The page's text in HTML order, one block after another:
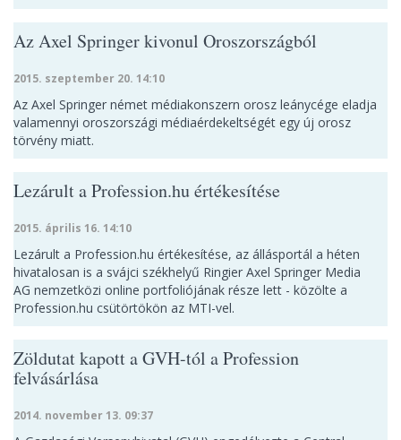
Az Axel Springer kivonul Oroszországból
2015. szeptember 20. 14:10
Az Axel Springer német médiakonszern orosz leánycége eladja
valamennyi oroszországi médiaérdekeltségét egy új orosz
törvény miatt.
Lezárult a Profession.hu értékesítése
2015. április 16. 14:10
Lezárult a Profession.hu értékesítése, az állásportál a héten
hivatalosan is a svájci székhelyű Ringier Axel Springer Media
AG nemzetközi online portfoliójának része lett - közölte a
Profession.hu csütörtökön az MTI-vel.
Zöldutat kapott a GVH-tól a Profession
felvásárlása
2014. november 13. 09:37